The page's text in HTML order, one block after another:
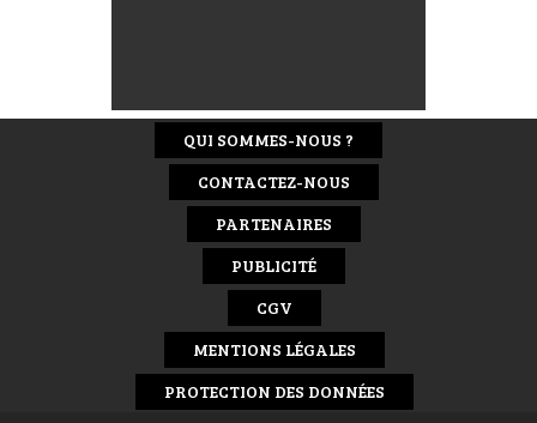
QUI SOMMES-NOUS ?
CONTACTEZ-NOUS
PARTENAIRES
PUBLICITÉ
CGV
MENTIONS LÉGALES
PROTECTION DES DONNÉES